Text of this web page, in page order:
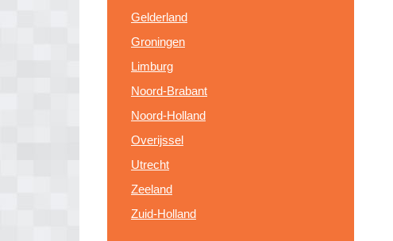
Gelderland
Groningen
Limburg
Noord-Brabant
Noord-Holland
Overijssel
Utrecht
Zeeland
Zuid-Holland